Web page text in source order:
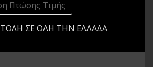
Πτώσης Τιμής
ΣΕ ΟΛΗ ΤΗΝ ΕΛΛΑΔΑ